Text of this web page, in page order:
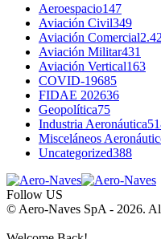
Aeroespacio147
Aviación Civil349
Aviación Comercial
Aviación Militar431
Aviación Vertical163
COVID-19685
FIDAE 202636
Geopolítica75
Industria Aeronáutica
Misceláneos
Uncategorized388
Follow US
© Aero-Naves SpA - 2026.